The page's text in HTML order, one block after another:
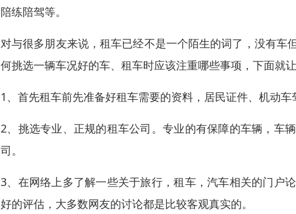
陪练陪驾等。
对与很多朋友来说，租车已经不是一个陌生的词了，没有
何挑选一辆车况好的车、租车时应该注重哪些事项，下面就
1、首先租车前先准备好租车需要的资料，居民证件、机动车
2、挑选专业、正规的租车公司。专业的有保障的车辆，车
司。
3、在网络上多了解一些关于旅行，租车，汽车相关的门户
好的评估，大多数网友的讨论都是比较客观真实的。